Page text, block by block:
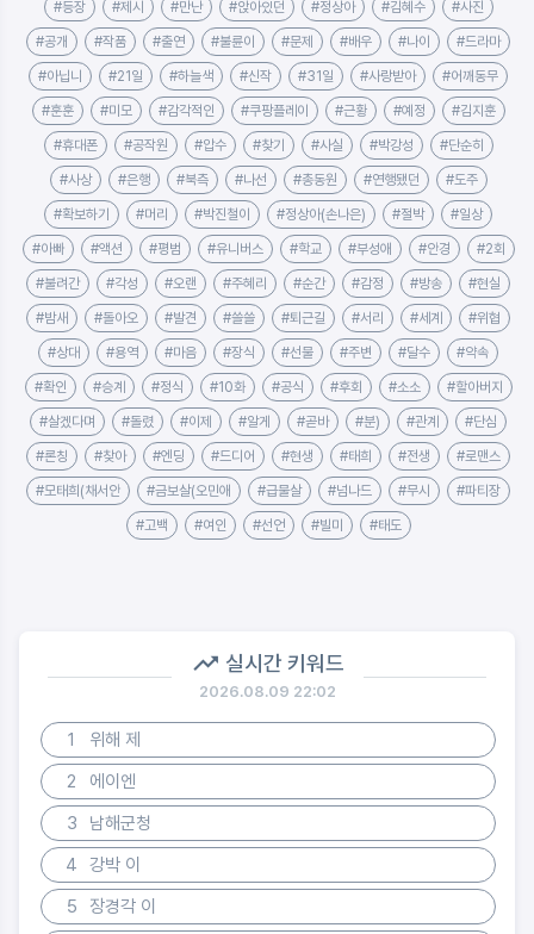
#등장 #제시 #만난 #앉아있던 #정상아 #김혜수 #사진
#공개 #작품 #출연 #불륜이 #문제 #배우 #나이 #드라마
#아닙니 #21일 #하늘색 #신작 #31일 #사랑받아 #어깨동무
#훈훈 #미모 #감각적인 #쿠팡플레이 #근황 #예정 #김지훈
#휴대폰 #공작원 #압수 #찾기 #사실 #박강성 #단순히
#사상 #은행 #북측 #나선 #총동원 #연행됐던 #도주
#확보하기 #머리 #박진철이 #정상아(손나은) #절박 #일상
#아빠 #액션 #평범 #유니버스 #학교 #부성애 #안경 #2회
#불려간 #각성 #오랜 #주혜리 #순간 #감정 #방송 #현실
#밤새 #돌아오 #발견 #쓸쓸 #퇴근길 #서리 #세계 #위협
#상대 #용역 #마음 #장식 #선물 #주변 #달수 #약속
#확인 #승계 #정식 #10화 #공식 #후회 #소소 #할아버지
#살겠다며 #돌렸 #이제 #알게 #곧바 #분) #관계 #단심
#론칭 #찾아 #엔딩 #드디어 #현생 #태희 #전생 #로맨스
#모태희(채서안 #금보살(오민애 #급물살 #넘나드 #무시 #파티장
#고백 #여인 #선언 #빌미 #태도
실시간 키워드
2026.08.09 22:02
1
위해 제
2
에이엔
3
남해군청
4
강박 이
5
장경각 이